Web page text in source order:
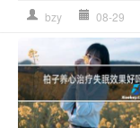
bzy 08-29